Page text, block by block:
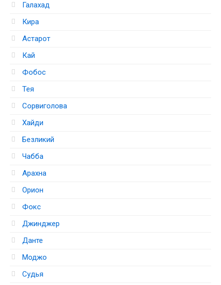
Галахад
Кира
Астарот
Кай
Фобос
Тея
Сорвиголова
Хайди
Безликий
Чабба
Арахна
Орион
Фокс
Джинджер
Данте
Моджо
Судья